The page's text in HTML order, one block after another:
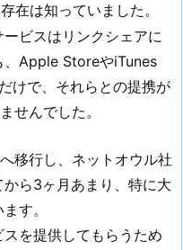
在は知っていました。
ビスはリンクシェアに
、Apple StoreやiTunes
けで、それらとの提携が
せんでした。
移行し、ネットオウル社
ら3ヶ月あまり、特に大
す。
を提供してもらうため